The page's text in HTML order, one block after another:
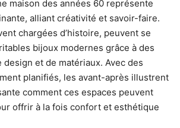
maison des années 60 représente
alliant créativité et savoir-faire.
chargées d’histoire, peuvent se
bijoux modernes grâce à des
et de matériaux. Avec des
planifiés, les avant-après illustrent
comment ces espaces peuvent
offrir à la fois confort et esthétique